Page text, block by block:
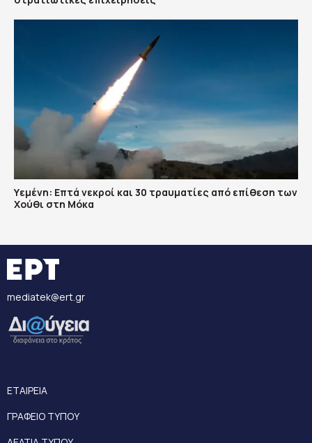
Υεμένη: Επτά νεκροί και 30 τραυματίες από επίθεση των
Χούθι στη Μόκα
mediatek@ert.gr
ΕΤΑΙΡΕΙΑ
ΓΡΑΦΕΙΟ ΤΥΠΟΥ